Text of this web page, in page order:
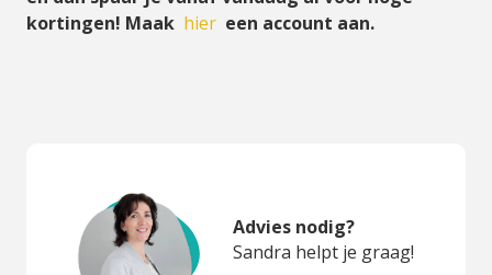
kortingen! Maak hier een account aan.
Advies nodig?
Sandra helpt je graag!